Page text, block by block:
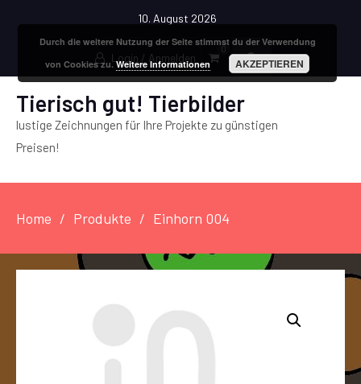
10. August 2026
Login / Anmelden
0
Tierisch gut! Tierbilder
lustige Zeichnungen für Ihre Projekte zu günstigen
Preisen!
Home Produkte Einhorn 004
Durch die weitere Nutzung der Seite stimmst du der Verwendung
von Cookies zu.Weitere Informationen AKZEPTIEREN